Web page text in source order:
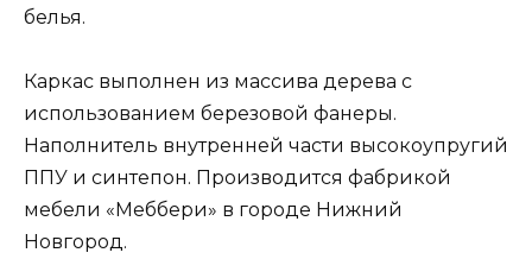
белья.
Каркас выполнен из массива дерева с
использованием березовой фанеры.
Наполнитель внутренней части высокоупругий
ППУ и синтепон. Производится фабрикой
мебели «Меббери» в городе Нижний
Новгород.